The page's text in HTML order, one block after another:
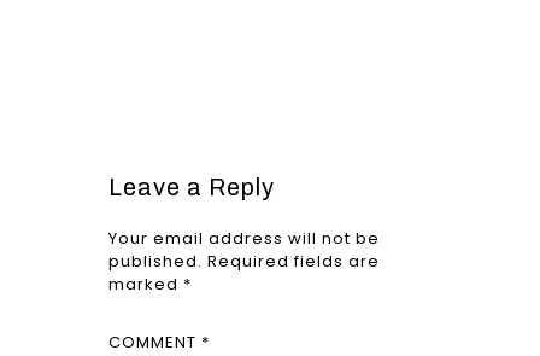
Leave a Reply
Your email address will not be
published. Required fields are
marked *
COMMENT *